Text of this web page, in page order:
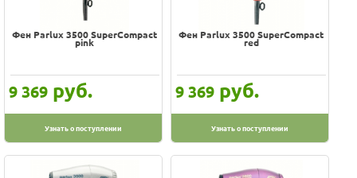
Фен Parlux 3500 SuperCompact
pink
9 369 руб.
Узнать о поступлении
Фен Parlux 3500 SuperCompact
red
9 369 руб.
Узнать о поступлении